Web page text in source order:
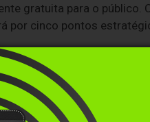
gratuita para o público.
por cinco pontos
dois locais: Mooca e
de
sinuca e air hockey.
oportunidade para